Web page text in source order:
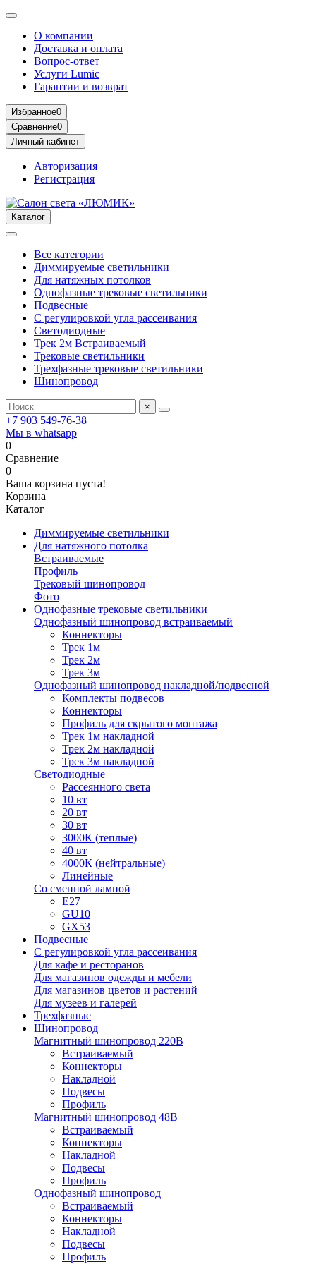
О компании
Доставка и оплата
Вопрос-ответ
Услуги Lumic
Гарантии и возврат
Избранное0
Сравнение0
Личный кабинет
Авторизация
Регистрация
Каталог
Все категории
Диммируемые светильники
Для натяжных потолков
Однофазные трековые светильники
Подвесные
С регулировкой угла рассеивания
Светодиодные
Трек 2м Встраиваемый
Трековые светильники
Трехфазные трековые светильники
Шинопровод
×
+7 903 549-76-38
Мы в whatsapp
0
Сравнение
0
Ваша корзина пуста!
Корзина
Каталог
Диммируемые светильники
Для натяжного потолка
Встраиваемые
Профиль
Трековый шинопровод
Фото
Однофазные трековые светильники
Однофазный шинопровод встраиваемый
Коннекторы
Трек 1м
Трек 2м
Трек 3м
Однофазный шинопровод накладной/подвесной
Комплекты подвесов
Коннекторы
Профиль для скрытого монтажа
Трек 1м накладной
Трек 2м накладной
Трек 3м накладной
Светодиодные
Рассеянного света
10 вт
20 вт
30 вт
3000К (теплые)
40 вт
4000К (нейтральные)
Линейные
Со сменной лампой
E27
GU10
GX53
Подвесные
С регулировкой угла рассеивания
Для кафе и ресторанов
Для магазинов одежды и мебели
Для магазинов цветов и растений
Для музеев и галерей
Трехфазные
Шинопровод
Магнитный шинопровод 220В
Встраиваемый
Коннекторы
Накладной
Подвесы
Профиль
Магнитный шинопровод 48В
Встраиваемый
Коннекторы
Накладной
Подвесы
Профиль
Однофазный шинопровод
Встраиваемый
Коннекторы
Накладной
Подвесы
Профиль